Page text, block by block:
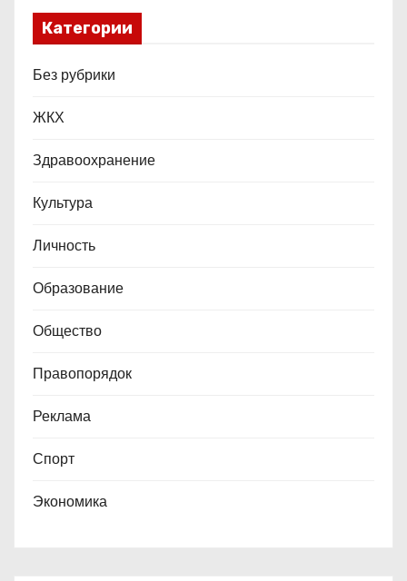
Категории
Без рубрики
ЖКХ
Здравоохранение
Культура
Личность
Образование
Общество
Правопорядок
Реклама
Спорт
Экономика